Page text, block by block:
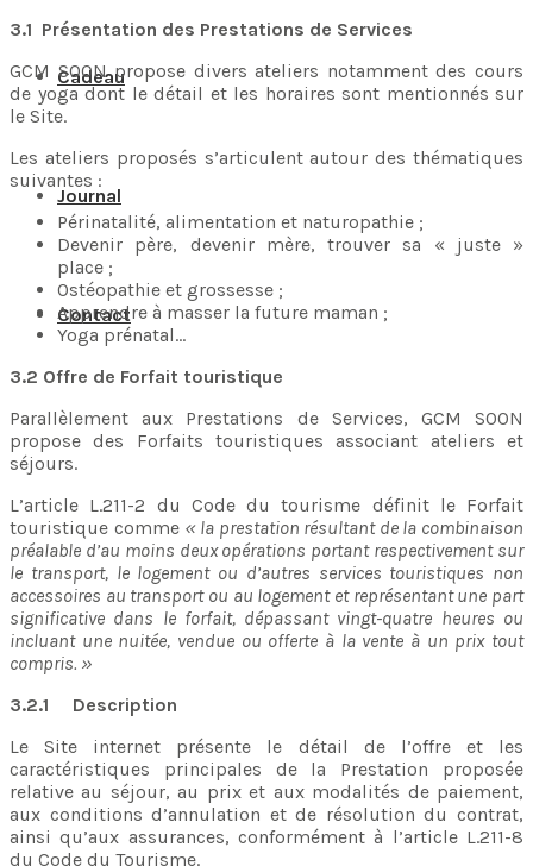
Cadeau
Journal
Contact
3.1 Présentation des Prestations de Services
GCM SOON propose divers ateliers notamment des cours
de yoga dont le détail et les horaires sont mentionnés sur
le Site.
Les ateliers proposés s’articulent autour des thématiques
suivantes :
Périnatalité, alimentation et naturopathie ;
Devenir père, devenir mère, trouver sa « juste »
place ;
Ostéopathie et grossesse ;
Apprendre à masser la future maman ;
Yoga prénatal…
3.2 Offre de Forfait touristique
Parallèlement aux Prestations de Services, GCM SOON
propose des Forfaits touristiques associant ateliers et
séjours.
L’article L.211-2 du Code du tourisme définit le Forfait
touristique comme « la prestation résultant de la combinaison
préalable d’au moins deux opérations portant respectivement sur
le transport, le logement ou d’autres services touristiques non
accessoires au transport ou au logement et représentant une part
significative dans le forfait, dépassant vingt-quatre heures ou
incluant une nuitée, vendue ou offerte à la vente à un prix tout
compris. »
3.2.1 Description
Le Site internet présente le détail de l’offre et les
caractéristiques principales de la Prestation proposée
relative au séjour, au prix et aux modalités de paiement,
aux conditions d’annulation et de résolution du contrat,
ainsi qu’aux assurances, conformément à l’article L.211-8
du Code du Tourisme.